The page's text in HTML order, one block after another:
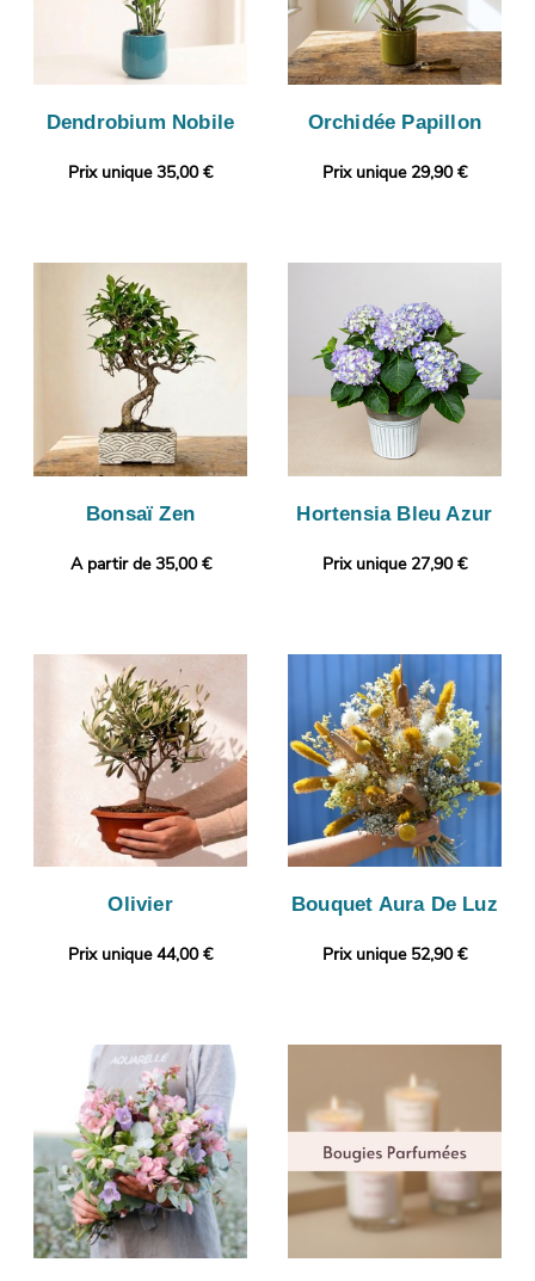
Dendrobium Nobile
Prix unique 35,00 €
Orchidée Papillon
Prix unique 29,90 €
Bonsaï Zen
A partir de 35,00 €
Hortensia Bleu Azur
Prix unique 27,90 €
Olivier
Prix unique 44,00 €
Bouquet Aura De Luz
Prix unique 52,90 €